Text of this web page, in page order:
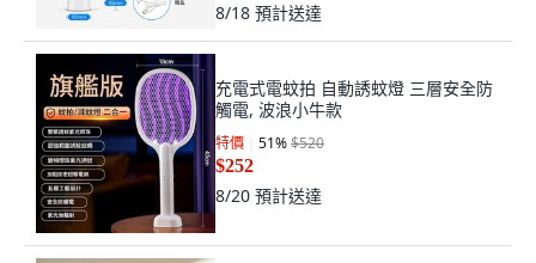
8/18 預計送達
充電式電蚊拍 自動誘蚊燈 三層安全防
觸電, 波浪小牛款
特價 51%$520
$252
8/20 預計送達